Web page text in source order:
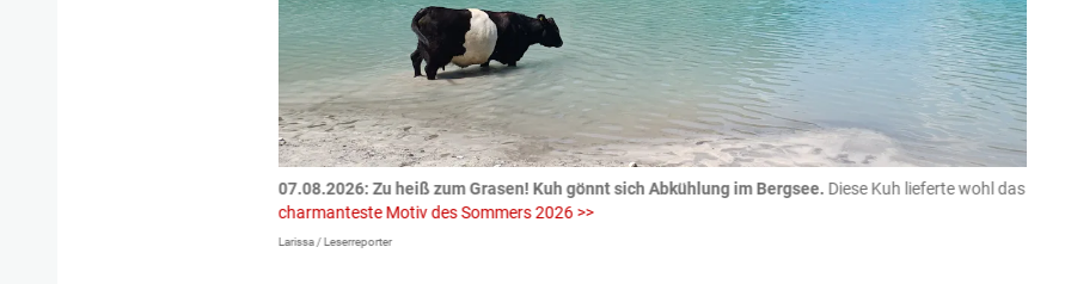
07.08.2026: Zu heiß zum Grasen! Kuh gönnt sich Abkühlung im Bergsee. Diese Kuh lieferte wohl das
charmanteste Motiv des Sommers 2026 >>
Larissa / Leserreporter